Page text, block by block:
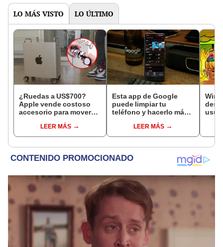
LO MÁS VISTO LO ÚLTIMO
¿Ruedas a US$700?
Apple vende costoso
accesorio para mover
olvida incluir frenos
LEER MÁS
Esta app de Google
puede limpiar tu
teléfono y hacerlo más
los Android
LEER MÁS